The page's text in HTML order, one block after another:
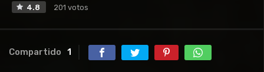
4.8 201 votos
Compartido 1